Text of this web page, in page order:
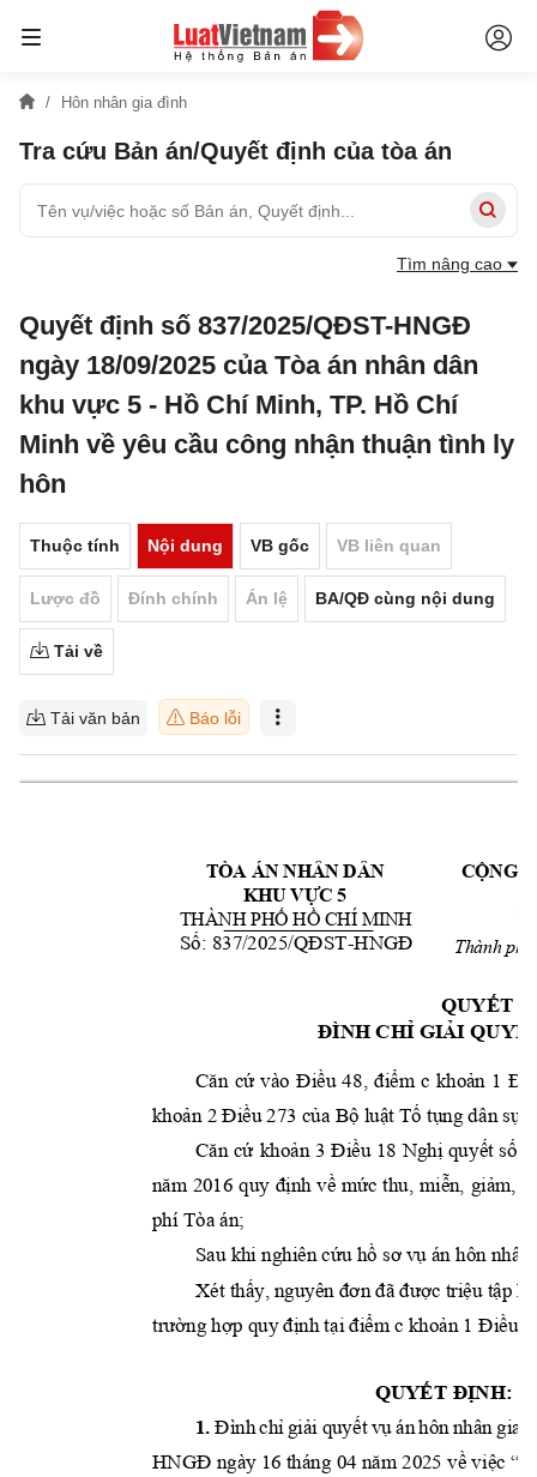
Hôn nhân gia đình
Tra cứu Bản án/Quyết định của tòa án
Tìm nâng cao
Quyết định số 837/2025/QĐST-HNGĐ
ngày 18/09/2025 của Tòa án nhân dân
khu vực 5 - Hồ Chí Minh, TP. Hồ Chí
Minh về yêu cầu công nhận thuận tình ly
hôn
Thuộc tính Nội dung VB gốc VB liên quan
Lược đồ Đính chính Án lệ BA/QĐ cùng nội dung
Tải về
Tải văn bản Báo lỗi
TÒA ÁN NHÂN DÂN
KHU VỰC 5
THÀNH PHỐ HỒ CHÍ MINH
Số: 837/2025/QĐST-HNGĐ
CỘNG
Thành
QUYẾT
ĐÌNH CHỈ GIẢI QU
Căn cứ vào Điều 48, điểm c khoản 1
khoản 2 Điều 273 của Bộ luật Tố tụng dân sự;
Căn cứ khoản 3 Điều 18 Nghị quyết số
năm 2016 quy định về mức thu, miễn, giảm,
phí Tòa án;
Sau khi nghiên cứu hồ sơ vụ án hôn nhâ
Xét thấy, nguyên đơn đã được triệu tập
trường hợp quy định tại điểm c khoản 1 Điều
QUYẾT ĐỊNH:
1. Đình chỉ giải quyết vụ án hôn nhân gia
HNGĐ ngày 16 tháng 04 năm 2025 về việc